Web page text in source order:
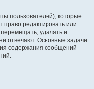
пользователей), которые
редактировать или
удалять и
отвечают. Основные задачи
содержания сообщений